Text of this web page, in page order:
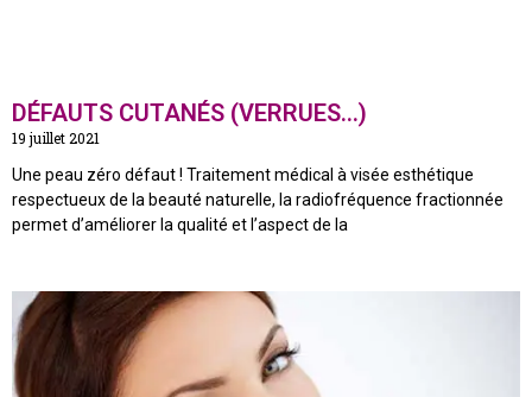
DÉFAUTS CUTANÉS (VERRUES…)
19 juillet 2021
Une peau zéro défaut ! Traitement médical à visée esthétique
respectueux de la beauté naturelle, la radiofréquence fractionnée
permet d’améliorer la qualité et l’aspect de la